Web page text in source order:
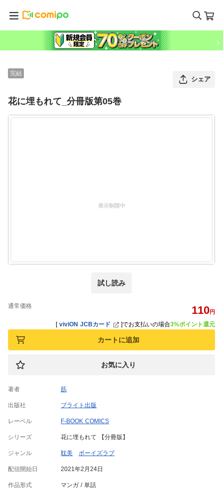
完結
シェア
花に埋もれて_分冊版第05巻
表示制限中
試し読み
通常価格 110円
[ viviON JCBカード ]でお支払いの場合3%ポイント還元
カートに追加
お気に入り
著者 筋
出版社 ブライト出版
レーベル F-BOOK COMICS
シリーズ 花に埋もれて 【分冊版】
ジャンル 耽美 ボーイズラブ
配信開始日 2021年2月24日
作品形式 マンガ 単話